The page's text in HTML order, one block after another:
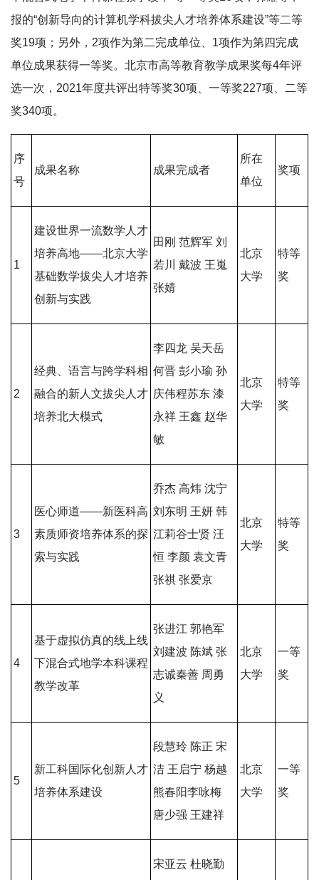
报的“创新导向的计算机学科拔尖人才培养体系建设”等二等
奖19项；另外，2项作为第二完成单位、1项作为第四完成
单位成果获得一等奖。北京市高等教育教学成果奖每4年评
选一次，2021年度共评出特等奖30项、一等奖227项、二等
奖340项。
序
号
成果名称 成果完成者
所在
单位
奖项
1
建设世界一流数学人才
培养高地——北京大学
基础数学拔尖人才培养
创新与实践
田刚 范辉军 刘
若川 戴波 王嵬
张婧
北京
大学
特等
奖
2
经典、语言与跨学科相
融合的新人文拔尖人才
培养北大模式
李四龙 吴天岳
何晋 彭小瑜 孙
庆伟程苏东 漆
永祥 王鑫 赵华
敏
北京
大学
特等
奖
3
医心师道——新医科高
素质师资培养体系的探
索与实践
乔杰 高炜 沈宁
刘东明 王妍 韩
江莉谷士贤 汪
恒 李颜 袁文青
张祺 张爱京
北京
大学
特等
奖
4
基于虚拟仿真的线上线
下混合式地学本科课程
教学改革
张进江 郭艳军
刘建波 陈斌 张
志诚秦善 周勇
义
北京
大学
一等
奖
5
新工科国际化创新人才
培养体系建设
段慧玲 陈正 宋
洁 王启宁 杨越
熊春阳李咏梅
唐少强 王建祥
北京
大学
一等
奖
宋亚云 杜晓勤